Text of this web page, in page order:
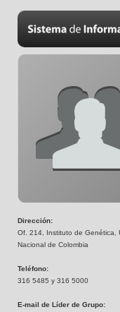
Dirección:
Of. 214, Instituto de Genética,
Nacional de Colombia
Teléfono:
316 5485 y 316 5000
E-mail de Líder de Grupo: